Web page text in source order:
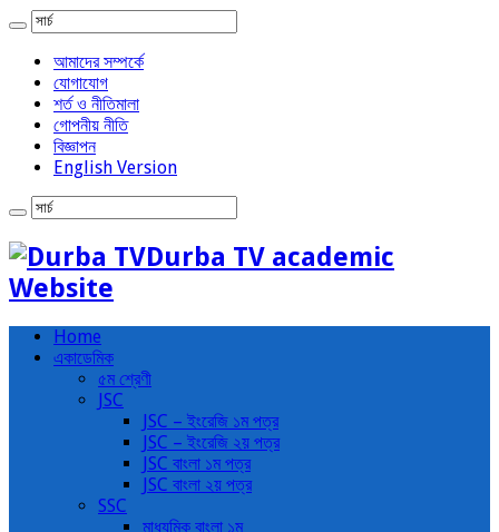
আমাদের সম্পর্কে
যোগাযোগ
শর্ত ও নীতিমালা
গোপনীয় নীতি
বিজ্ঞাপন
English Version
Durba TV academic
Website
Home
একাডেমিক
৫ম শ্রেণী
JSC
JSC – ইংরেজি ১ম পত্র
JSC – ইংরেজি ২য় পত্র
JSC বাংলা ১ম পত্র
JSC বাংলা ২য় পত্র
SSC
মাধ্যমিক বাংলা ১ম